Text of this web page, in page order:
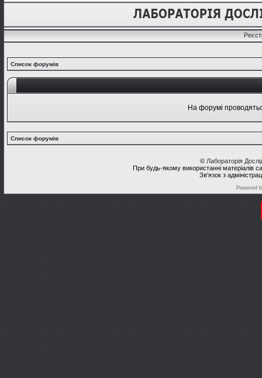
Список форумів
На форумі
Список форумів
© Лабораторія
При будь-якому використанні матеріалів
Зв'язок з
Powered